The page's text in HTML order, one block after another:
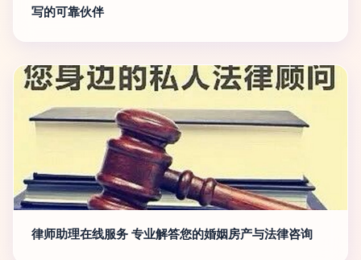
写的可靠伙伴
律师助理在线服务 专业解答您的婚姻房产与法律咨询